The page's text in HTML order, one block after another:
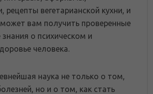
рецепты вегетарианской кухни, и
вам получить проверенные
о психическом и
человека.
наука не только о том,
но и о том, как стать